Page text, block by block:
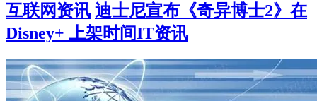
互联网资讯 迪士尼宣布《奇异博士2》在
Disney+ 上架时间IT资讯